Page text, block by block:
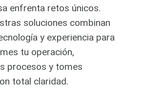
enfrenta retos únicos.
soluciones combinan
y experiencia para
tu operación,
procesos y tomes
total claridad.